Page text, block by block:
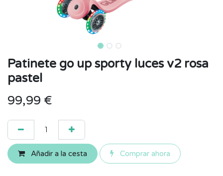
Patinete go up sporty luces v2 rosa
pastel
99,99 €
Añadir a la cesta Comprar ahora